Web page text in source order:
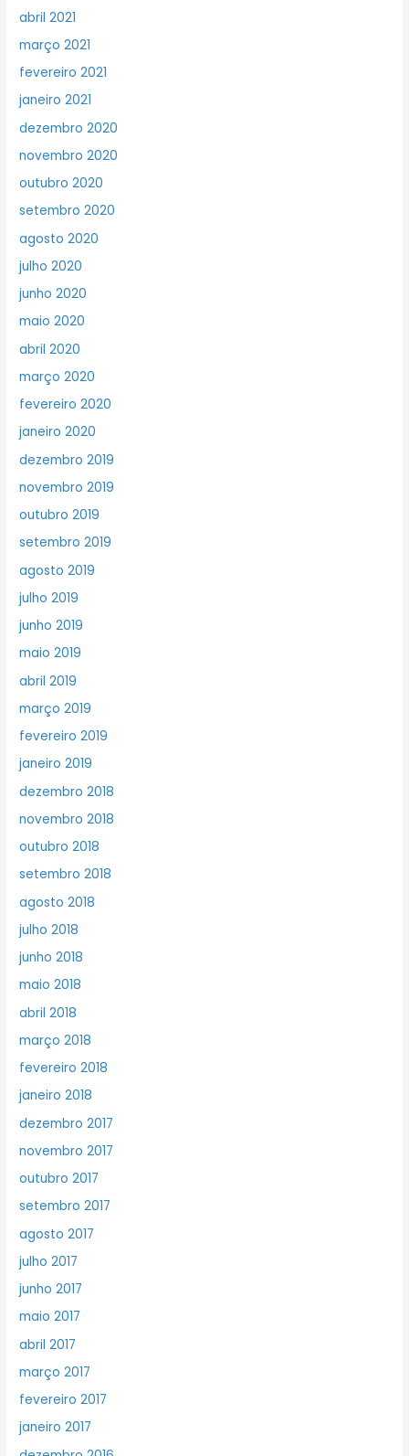
abril 2021
março 2021
fevereiro 2021
janeiro 2021
dezembro 2020
novembro 2020
outubro 2020
setembro 2020
agosto 2020
julho 2020
junho 2020
maio 2020
abril 2020
março 2020
fevereiro 2020
janeiro 2020
dezembro 2019
novembro 2019
outubro 2019
setembro 2019
agosto 2019
julho 2019
junho 2019
maio 2019
abril 2019
março 2019
fevereiro 2019
janeiro 2019
dezembro 2018
novembro 2018
outubro 2018
setembro 2018
agosto 2018
julho 2018
junho 2018
maio 2018
abril 2018
março 2018
fevereiro 2018
janeiro 2018
dezembro 2017
novembro 2017
outubro 2017
setembro 2017
agosto 2017
julho 2017
junho 2017
maio 2017
abril 2017
março 2017
fevereiro 2017
janeiro 2017